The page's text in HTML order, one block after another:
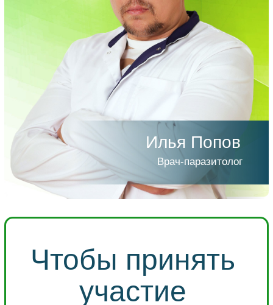
Илья Попов
Врач-паразитолог
Чтобы принять
участие
заполните
форму:
Принять участие